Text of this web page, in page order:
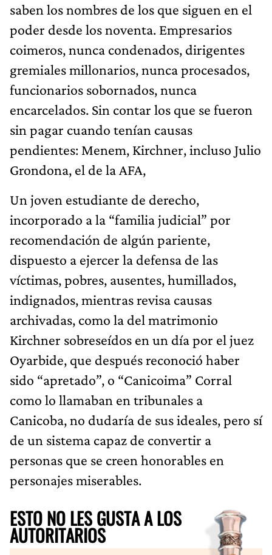
saben los nombres de los que siguen en el
poder desde los noventa. Empresarios
coimeros, nunca condenados, dirigentes
gremiales millonarios, nunca procesados,
funcionarios sobornados, nunca
encarcelados. Sin contar los que se fueron
sin pagar cuando tenían causas
pendientes: Menem, Kirchner, incluso Julio
Grondona, el de la AFA,
Un joven estudiante de derecho,
incorporado a la “familia judicial” por
recomendación de algún pariente,
dispuesto a ejercer la defensa de las
víctimas, pobres, ausentes, humillados,
indignados, mientras revisa causas
archivadas, como la del matrimonio
Kirchner sobreseídos en un día por el juez
Oyarbide, que después reconoció haber
sido “apretado”, o “Canicoima” Corral
como lo llamaban en tribunales a
Canicoba, no dudaría de sus ideales, pero sí
de un sistema capaz de convertir a
personas que se creen honorables en
personajes miserables.
ESTO NO LES GUSTA A LOS
AUTORITARIOS